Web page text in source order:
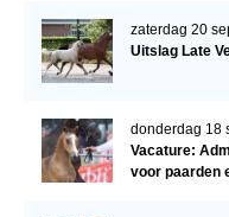
zaterdag 20
Uitslag Late
donderdag 18
Vacature:
voor paarden